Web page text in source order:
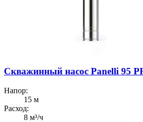
Скважинный насос Panelli 95
Напор:
15 м
Расход:
8 м³/ч